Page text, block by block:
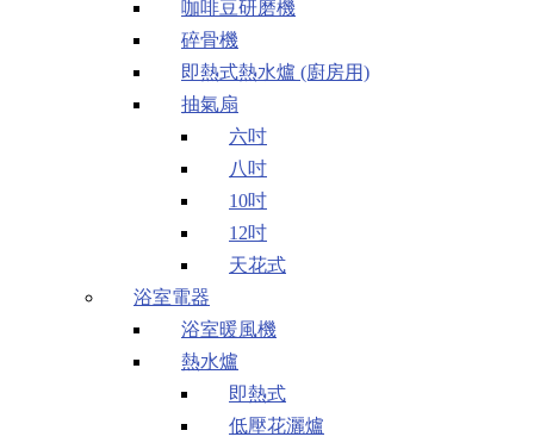
咖啡豆研磨機
碎骨機
即熱式熱水爐 (廚房用)
抽氣扇
六吋
八吋
10吋
12吋
天花式
浴室電器
浴室暖風機
熱水爐
即熱式
低壓花灑爐